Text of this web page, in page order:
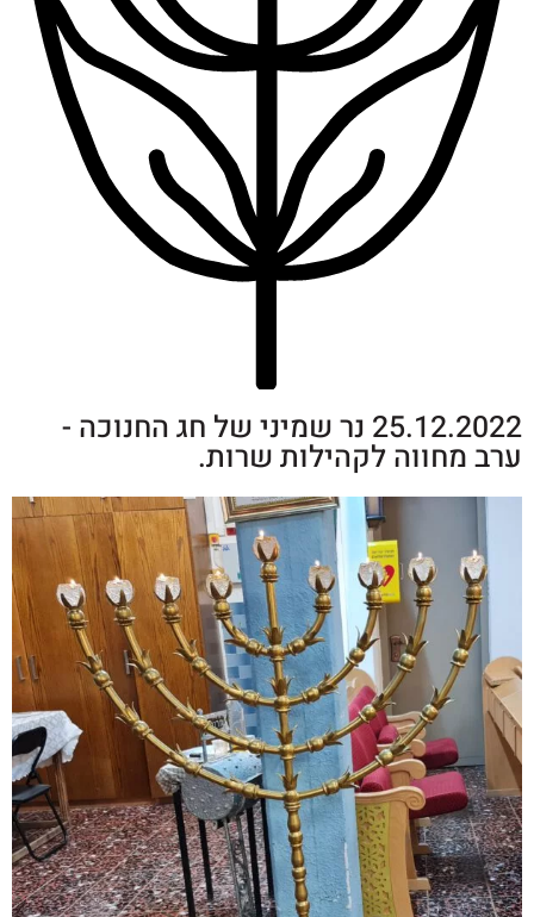
25.12.2022 נר שמיני של חג החנוכה -
מחווה לקהילות שרות.